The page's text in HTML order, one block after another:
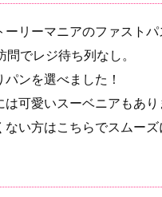
ーリーマニアのファスト
問でレジ待ち列なし。
パンを選べました！
は可愛いスーベニアもあ
ない方はこちらでスムー